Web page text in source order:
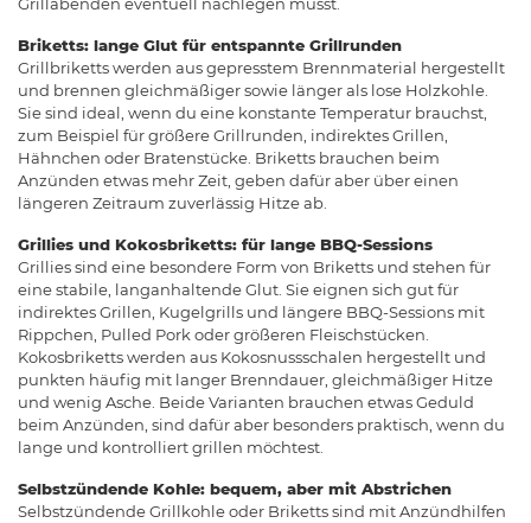
Grillabenden eventuell nachlegen musst.
Briketts: lange Glut für entspannte Grillrunden
Grillbriketts werden aus gepresstem Brennmaterial hergestellt
und brennen gleichmäßiger sowie länger als lose Holzkohle.
Sie sind ideal, wenn du eine konstante Temperatur brauchst,
zum Beispiel für größere Grillrunden, indirektes Grillen,
Hähnchen oder Bratenstücke. Briketts brauchen beim
Anzünden etwas mehr Zeit, geben dafür aber über einen
längeren Zeitraum zuverlässig Hitze ab.
Grillies und Kokosbriketts: für lange BBQ-Sessions
Grillies sind eine besondere Form von Briketts und stehen für
eine stabile, langanhaltende Glut. Sie eignen sich gut für
indirektes Grillen, Kugelgrills und längere BBQ-Sessions mit
Rippchen, Pulled Pork oder größeren Fleischstücken.
Kokosbriketts werden aus Kokosnussschalen hergestellt und
punkten häufig mit langer Brenndauer, gleichmäßiger Hitze
und wenig Asche. Beide Varianten brauchen etwas Geduld
beim Anzünden, sind dafür aber besonders praktisch, wenn du
lange und kontrolliert grillen möchtest.
Selbstzündende Kohle: bequem, aber mit Abstrichen
Selbstzündende Grillkohle oder Briketts sind mit Anzündhilfen